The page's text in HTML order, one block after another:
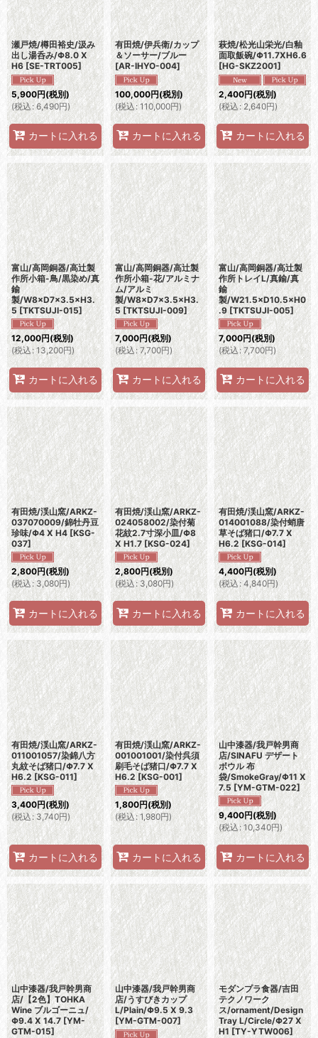
瀬戸焼/樽田裕史/汲み
出し湯呑み/Φ8.0 X
H6 [SE-TRT005]
5,900円(税別)
(税込 : 6,490円)
カートに入れる
有田焼/伊兵衛/カップ
＆ソーサー/ブルー
[AR-IHYO-004]
100,000円(税別)
(税込: 110,000円)
カートに入れる
萩焼/松光山栄光/白釉
面取飯碗/Φ11.7XH6.6
[HG-SKZ2001]
2,400円(税別)
(税込 : 2,640円)
カートに入れる
富山/高岡銅器/高辻製
作所小箱-鳥/黒染め/真
鍮
製/W8×D7×3.5×H3.
5 [TKTSUJI-015]
12,000円(税別)
(税込 : 13,200円)
カートに入れる
富山/高岡銅器/高辻製
作所小箱-花/アルミナ
ム/アルミ
製/W8×D7×3.5×H3.
5 [TKTSUJI-009]
7,000円(税別)
(税込: 7,700円)
カートに入れる
富山/高岡銅器/高辻製
作所トレイL/真鍮/真
鍮
製/W21.5×D10.5×H0
.9 [TKTSUJI-005]
7,000円(税別)
(税込: 7,700円)
カートに入れる
有田焼/渓山窯/ARKZ-
037070009/錦牡丹豆
珍味/Φ4 X H4 [KSG-
037]
2,800円(税別)
(税込: 3,080円)
カートに入れる
有田焼/渓山窯/ARKZ-
024058002/染付菊
花紋2.7寸深小皿/Φ8
X H1.7 [KSG-024]
2,800円(税別)
(税込: 3,080円)
カートに入れる
有田焼/渓山窯/ARKZ-
014001088/染付蛸唐
草そば猪口/Φ7.7 X
H6.2 [KSG-014]
4,400円(税別)
(税込: 4,840円)
カートに入れる
有田焼/渓山窯/ARKZ-
011001057/染錦八方
丸紋そば猪口/Φ7.7 X
H6.2 [KSG-011]
3,400円(税別)
(税込 : 3,740円)
カートに入れる
有田焼/渓山窯/ARKZ-
001001001/染付呉須
刷毛そば猪口/Φ7.7 X
H6.2 [KSG-001]
1,800円(税別)
(税込: 1,980円)
カートに入れる
山中漆器/我戸幹男商
店/SINAFU デザート
ボウル 布
袋/SmokeGray/Φ11 X
7.5 [YM-GTM-022]
9,400円(税別)
(税込: 10,340円)
カートに入れる
山中漆器/我戸幹男商
店/【2色】TOHKA
Wine ブルゴーニュ/
Φ9.4 X 14.7 [YM-
GTM-015]
山中漆器/我戸幹男商
店/うすびきカップ
L/Plain/Φ9.5 X 9.3
[YM-GTM-007]
モダンプラ食器/吉田
テクノワーク
ス/ornament/Design
Tray L/Circle/Φ27 X
H1 [TY-YTW006]